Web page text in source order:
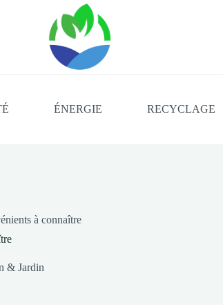
ÉNERGIE RECYCLAGE
à connaître
& Jardin